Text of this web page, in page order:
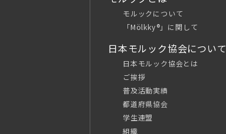
モルックについて
「Mölkky®」に関して
日本モルック協会について
日本モルック協会とは
ご挨拶
普及活動実績
都道府県協会
学生連盟
組織